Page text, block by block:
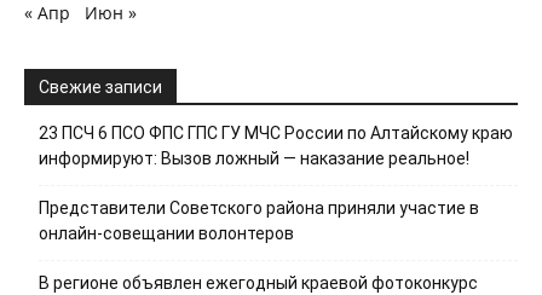
« Апр
Июн »
Свежие записи
23 ПСЧ 6 ПСО ФПС ГПС ГУ МЧС России по Алтайскому краю
информируют: Вызов ложный — наказание реальное!
Представители Советского района приняли участие в
онлайн-совещании волонтеров
В регионе объявлен ежегодный краевой фотоконкурс